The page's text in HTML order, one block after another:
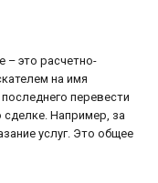
– это расчетно-
на имя
перевести
сделке. Например, за
услуг. Это общее